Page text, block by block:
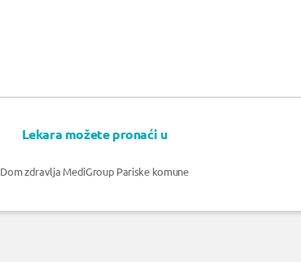
Lekara možete pronaći u
Dom zdravlja MediGroup Pariske komune